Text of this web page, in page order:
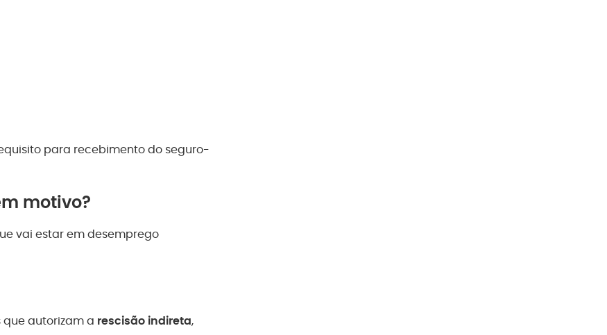
para recebimento do seguro-
motivo?
vai estar em desemprego
que autorizam a rescisão indireta,